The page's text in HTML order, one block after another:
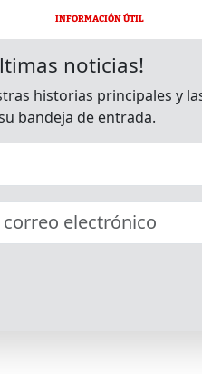
INFORMACIÓN ÚTIL